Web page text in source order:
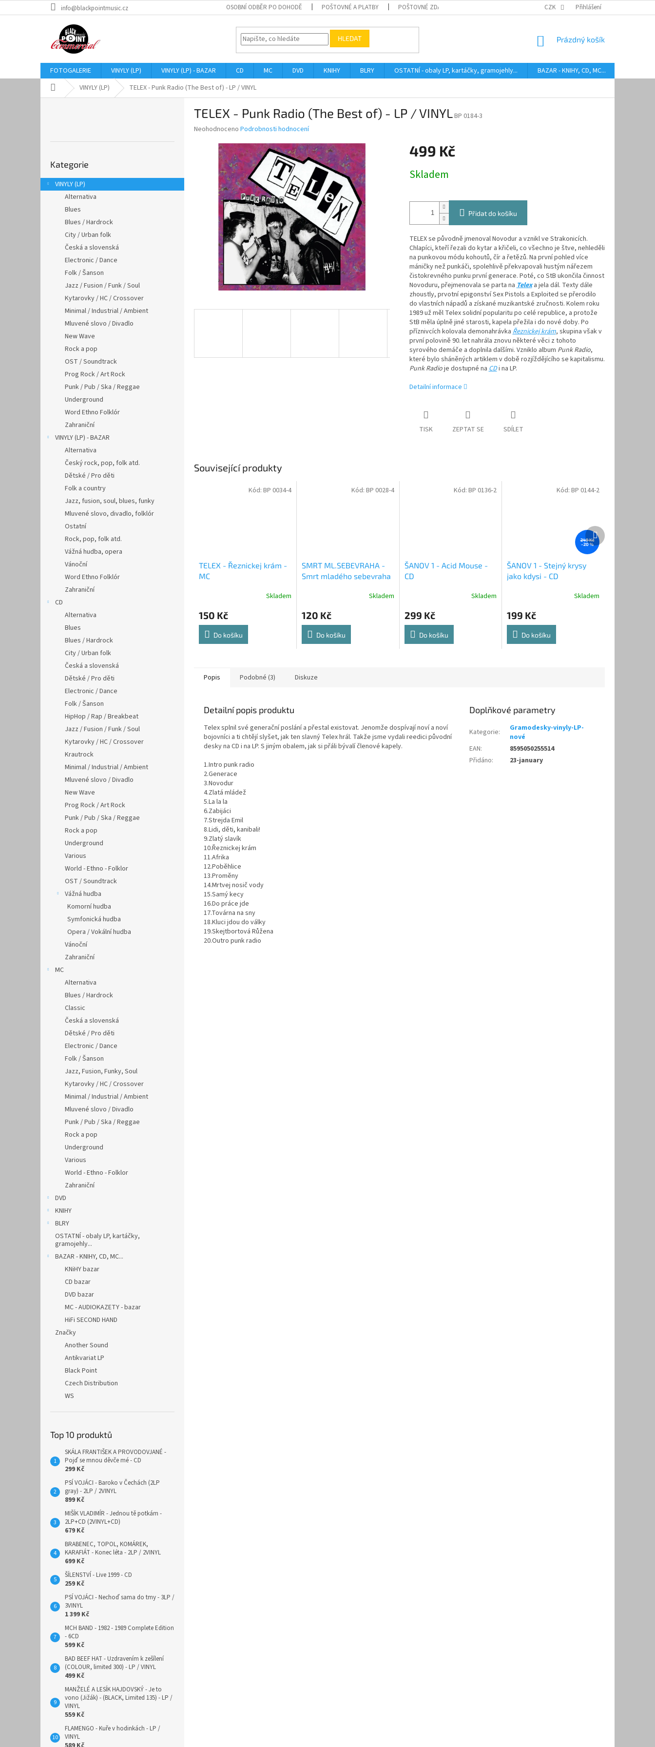
na
info@blackpointmusic.cz OSOBNÍ ODBĚR PO DOHODĚ POŠTOVNÉ A PLATBY POŠTOVNÉ ZDARMA HODNOCENÍ STAVU BAZAROVÝCH LP AUDIOKAZETY ANEB
CZK Přihlášení
HLEDAT
NÁKUPNÍ
Prázdný košík
FOTOGALERIE VINYLY (LP) VINYLY (LP) - BAZAR CD MC DVD KNIHY BLRY OSTATNÍ - obaly LP, kartáčky, gramojehly... BAZAR - KNIHY, CD, MC...
Domů VINYLY (LP) TELEX - Punk Radio (The Best of) - LP / VINYL
n
í
kategorie
Kategorie
VINYLY (LP)
Alternativa
Blues
Blues / Hardrock
City / Urban folk
Česká a slovenská
Electronic / Dance
Folk / Šanson
Jazz / Fusion / Funk / Soul
Kytarovky / HC / Crossover
Minimal / Industrial / Ambient
Mluvené slovo / Divadlo
New Wave
Rock a pop
OST / Soundtrack
Prog Rock / Art Rock
Punk / Pub / Ska / Reggae
Underground
Word Ethno Folklór
Zahraniční
VINYLY (LP) - BAZAR
Alternativa
Český rock, pop, folk atd.
Dětské / Pro děti
Folk a country
Jazz, fusion, soul, blues, funky
Mluvené slovo, divadlo, folklór
Ostatní
Rock, pop, folk atd.
Vážná hudba, opera
Vánoční
Word Ethno Folklór
Zahraniční
CD
Alternativa
Blues
Blues / Hardrock
City / Urban folk
Česká a slovenská
Dětské / Pro děti
Electronic / Dance
Folk / Šanson
HipHop / Rap / Breakbeat
Jazz / Fusion / Funk / Soul
Kytarovky / HC / Crossover
Krautrock
Minimal / Industrial / Ambient
Mluvené slovo / Divadlo
New Wave
Prog Rock / Art Rock
Punk / Pub / Ska / Reggae
Rock a pop
Underground
Various
World - Ethno - Folklor
OST / Soundtrack
Vážná hudba
Komorní hudba
Symfonická hudba
Opera / Vokální hudba
Vánoční
Zahraniční
MC
Alternativa
Blues / Hardrock
Classic
Česká a slovenská
Dětské / Pro děti
Electronic / Dance
Folk / Šanson
Jazz, Fusion, Funky, Soul
Kytarovky / HC / Crossover
Minimal / Industrial / Ambient
Mluvené slovo / Divadlo
Punk / Pub / Ska / Reggae
Rock a pop
Underground
Various
World - Ethno - Folklor
Zahraniční
DVD
KNIHY
BLRY
OSTATNÍ - obaly LP, kartáčky,
gramojehly...
BAZAR - KNIHY, CD, MC...
KNiHY bazar
CD bazar
DVD bazar
MC - AUDIOKAZETY - bazar
HiFi SECOND HAND
Značky
Another Sound
Antikvariat LP
Black Point
Czech Distribution
WS
Top 10 produktů
SKÁLA FRANTIŠEK A PROVODOVJANÉ -
Pojď se mnou děvče mé - CD
299 Kč
PSÍ VOJÁCI - Baroko v Čechách (2LP
gray) - 2LP / 2VINYL
899 Kč
MIŠÍK VLADIMÍR - Jednou tě potkám -
2LP+CD (2VINYL+CD)
679 Kč
BRABENEC, TOPOL, KOMÁREK,
KARAFIÁT - Konec léta - 2LP / 2VINYL
699 Kč
ŠÍLENSTVÍ - Live 1999 - CD
259 Kč
PSÍ VOJÁCI - Nechoď sama do tmy - 3LP /
3VINYL
1 399 Kč
MCH BAND - 1982 - 1989 Complete Edition
- 6CD
599 Kč
BAD BEEF HAT - Uzdravením k zešílení
(COLOUR, limited 300) - LP / VINYL
499 Kč
MANŽELÉ A LESÍK HAJDOVSKÝ - Je to
vono (Jižák) - (BLACK, Limited 135) - LP /
VINYL
559 Kč
FLAMENGO - Kuře v hodinkách - LP /
VINYL
TELEX - Punk Radio (The Best of) - LP / VINYLBP 0184-3
Průměrné
produktu
hvězdiček.
Neohodnoceno Podrobnosti hodnocení
499 Kč
cena:
Skladem
Přidat do košíku
TELEX se původně jmenoval Novodur a vznikl ve Strakonicích.
Chlapíci, kteří řezali do kytar a křičeli, co všechno je štve, nehleděli
na punkovou módu kohoutů, čír a řetězů. Na první pohled více
máničky než punkáči, spolehlivě překvapovali hustým nářezem
čistokrevného punku první generace. Poté, co StB ukončila činnost
Novoduru, přejmenovala se parta naTelexa jela dál. Texty dále
zhoustly, prvotní epigonství Sex Pistols a Exploited se přerodilo
do vlastních nápadů a získané muzikantské zručnosti. Kolem roku
1989 už měl Telex solidní popularitu po celé republice, a protože
StB měla úplně jiné starosti, kapela přežila i do nové doby. Po
příznivcích kolovala demonahrávkaŘeznickej krám, skupina však v
první polovině 90. let nahrála znovu některé věci z tohoto
syrového demáče a doplnila dalšími. Vzniklo album Punk Radio,
které bylo sháněných artiklem v době rozjíždějícího se kapitalismu.
Punk Radioje dostupné naCDi na LP.
Detailní informace
TISK ZEPTAT SE SDÍLET
Související produkty
TELEX - Řeznickej krám -
MC
Skladem
150 Kč
Do košíku
Kód: BP 0034-4
SMRT ML.SEBEVRAHA -
Smrt mladého sebevraha
Skladem
120 Kč
Do košíku
Kód: BP 0028-4
ŠANOV 1 - Acid Mouse -
CD
Skladem
299 Kč
Do košíku
Kód:BP 0136-2
249 Kč
–20 %
ŠANOV 1 - Stejný krysy
jako kdysi - CD
Skladem
199 Kč
Do košíku
Kód: BP 0144-2
Další
produkt
Popis Podobné (3) Diskuze
Detailní popis produktu
Telex splnil své generační poslání a přestal existovat. Jenomže dospívají noví a noví
bojovníci a ti chtějí slyšet, jak ten slavný Telex hrál. Takže jsme vydali reedici původní
desky na CD i na LP. S jiným obalem, jak si přáli bývalí členové kapely.
1.Intro punk radio
2.Generace
3.Novodur
4.Zlatá mládež
5.La la la
6.Zabijáci
7.Strejda Emil
8.Lidi, děti, kanibali!
9.Zlatý slavík
10.Řeznickej krám
11.Afrika
12.Poběhlice
13.Proměny
14.Mrtvej nosič vody
15.Samý kecy
16.Do práce jde
17.Továrna na sny
18.Kluci jdou do války
19.Skejtbortová Růžena
20.Outro punk radio
Doplňkové parametry
Kategorie:
Gramodesky-vinyly-LP-
nové
EAN:
8595050255514
Přidáno: 23-january